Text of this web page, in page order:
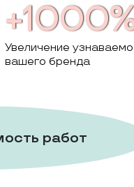
Увеличение
вашего бренда
работ